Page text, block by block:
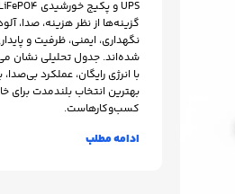
گزینه‌ها از نظر هزینه، صدا،
نگهداری، ایمنی، ظرفیت و
با انرژی رایگان، عملکرد
بهترین انتخاب بلندمدت برای
کسب‌وکارهاست.
ادامه مطلب